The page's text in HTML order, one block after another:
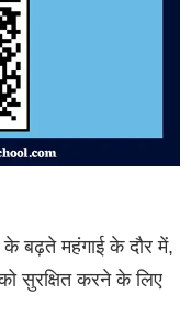
बढ़ते महंगाई के दौर में,
सुरक्षित करने के लिए